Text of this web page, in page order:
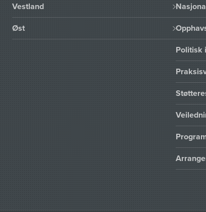
Vestland
Øst
Politisk